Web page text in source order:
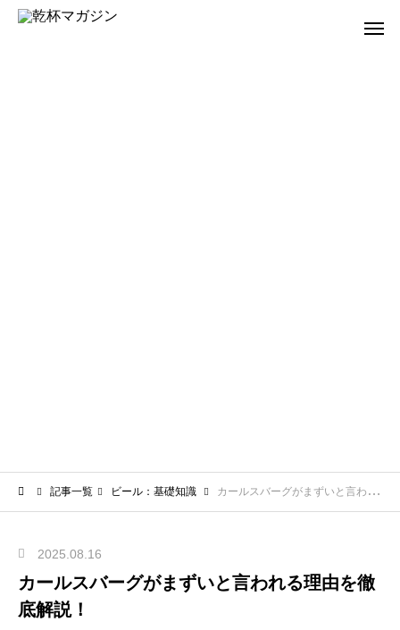
記事一覧 ビール：基礎知識 カールスバーグがまずいと言われる理由を徹底解説！
2025.08.16
カールスバーグがまずいと言われる理由を徹
底解説！